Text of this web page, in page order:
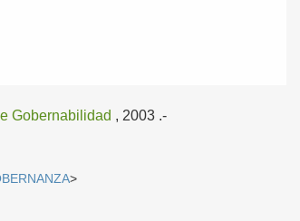
Gobernabilidad , 2003 .-
>